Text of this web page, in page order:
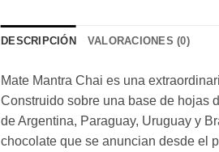
DESCRIPCIÓN VALORACIONES (0)
Mate Mantra Chai es una
Construido sobre una base de hojas
de Argentina, Paraguay, Uruguay y
chocolate que se anuncian desde el